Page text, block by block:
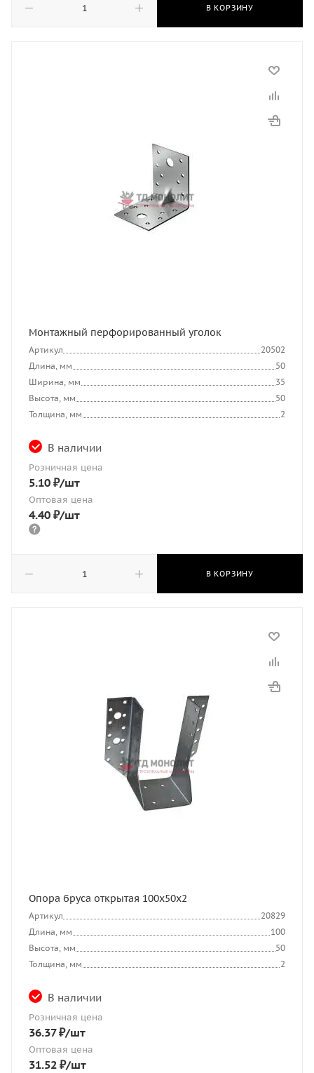
В КОРЗИНУ
Монтажный перфорированный уголок
Артикул
20502
Длина, мм
50
Ширина, мм
35
Высота, мм
50
Толщина, мм
2
В наличии
Розничная цена
5.10 ₽/шт
Оптовая цена
4.40 ₽/шт
В КОРЗИНУ
Опора бруса открытая 100х50х2
Артикул
20829
Длина, мм
100
Высота, мм
50
Толщина, мм
2
В наличии
Розничная цена
36.37₽/шт
Оптовая цена
31.52 ₽/шт